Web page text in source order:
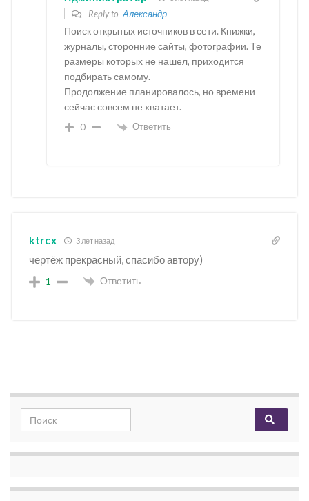
Reply to Александр
Поиск открытых источников в сети. Книжки,
журналы, сторонние сайты, фотографии. Те
размеры которых не нашел, приходится
подбирать самому.
Продолжение планировалось, но времени
сейчас совсем не хватает.
0 Ответить
ktrcx 3 лет назад
чертёж прекрасный, спасибо автору)
1 Ответить
Search for: